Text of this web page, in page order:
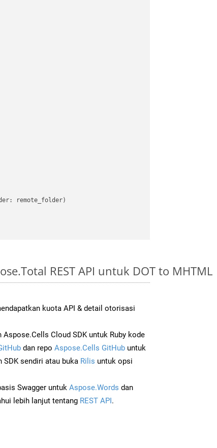
remote_folder)
REST API untuk DOT to MHTML
kuota API & detail otorisasi
Cloud SDK untuk Ruby kode
dan repo Aspose.Cells GitHub untuk
sendiri atau buka Rilis untuk opsi
Swagger untuk Aspose.Words dan
lebih lanjut tentang REST API.